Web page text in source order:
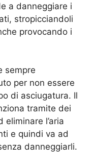
a danneggiare i
stropicciandoli
provocando i
sempre
per non essere
di asciugatura. Il
tramite dei
l’aria
e quindi va ad
danneggiarli.